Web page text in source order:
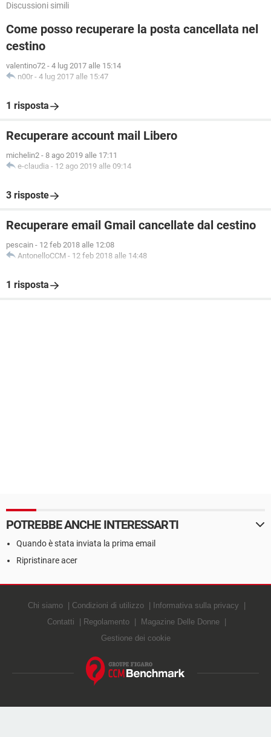
Discussioni simili
Come posso recuperare la posta cancellata nel
cestino
valentino72 - 4 lug 2017 alle 15:14
n00r - 4 lug 2017 alle 15:47
1 risposta
Recuperare account mail Libero
michelin2 - 8 ago 2019 alle 17:11
e-claudia - 12 ago 2019 alle 09:14
3 risposte
Recuperare email Gmail cancellate dal cestino
pescain - 12 feb 2018 alle 12:08
AntonelloCCM - 12 feb 2018 alle 14:48
1 risposta
POTREBBE ANCHE INTERESSARTI
Quando è stata inviata la prima email
Ripristinare acer
Chi siamo Condizioni di utilizzo
Informativa sulla privacy
Contatti
Regolamento
Magazine Delle Donne
Gestione dei cookie